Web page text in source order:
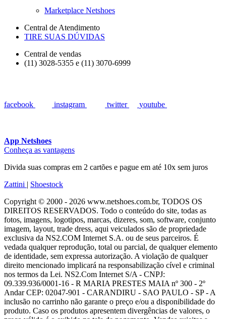
Marketplace Netshoes
Central de Atendimento
TIRE SUAS DÚVIDAS
Central de vendas
(11) 3028-5355 e (11) 3070-6999
facebook instagram twitter youtube
App Netshoes
Conheça as vantagens
Divida suas compras em 2 cartões e pague em até 10x sem juros
Zattini | Shoestock
Copyright © 2000 - 2026 www.netshoes.com.br, TODOS OS
DIREITOS RESERVADOS. Todo o conteúdo do site, todas as
fotos, imagens, logotipos, marcas, dizeres, som, software, conjunto
imagem, layout, trade dress, aqui veiculados são de propriedade
exclusiva da NS2.COM Internet S.A. ou de seus parceiros. É
vedada qualquer reprodução, total ou parcial, de qualquer elemento
de identidade, sem expressa autorização. A violação de qualquer
direito mencionado implicará na responsabilização cível e criminal
nos termos da Lei. NS2.Com Internet S/A - CNPJ:
09.339.936/0001-16 - R MARIA PRESTES MAIA nº 300 - 2º
Andar CEP: 02047-901 - CARANDIRU - SAO PAULO - SP - A
inclusão no carrinho não garante o preço e/ou a disponibilidade do
produto. Caso os produtos apresentem divergências de valores, o